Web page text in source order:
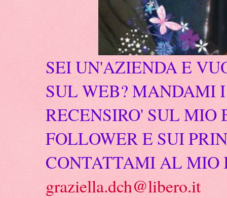
SEI UN'AZIENDA E
SUL WEB? MANDAMI
RECENSIRO' SUL
FOLLOWER E SUI
CONTATTAMI AL
graziella.dch@libero.it